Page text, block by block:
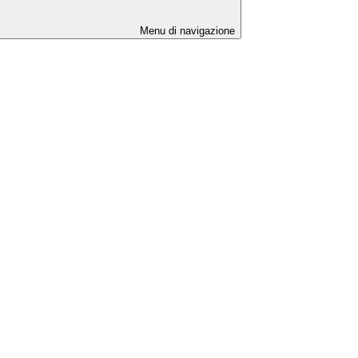
Menu di navigazione